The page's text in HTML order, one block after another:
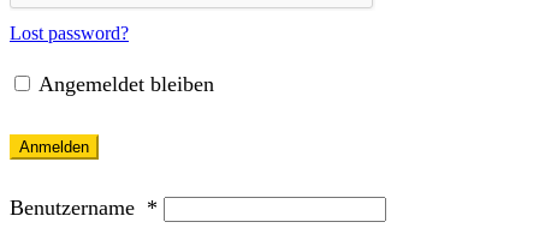
Lost password?
Angemeldet bleiben
Anmelden
Benutzername *